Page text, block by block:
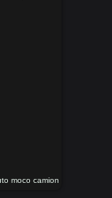
moco camion